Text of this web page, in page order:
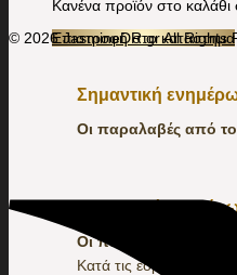
Κανένα προϊόν στο καλάθι
Επιστροφή στο κατάστημα
Σημαντική
Οι παραλαβές από
Σημαντική
Οι παραγγελίες που
Κατά τις εορταστικές
© 2026 JasmineDR.gr All Rights